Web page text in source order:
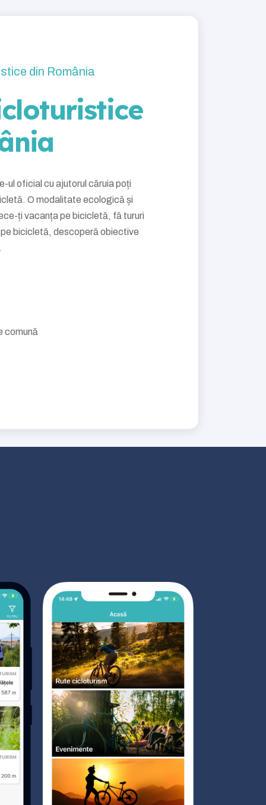
din România
ul oficial cu ajutorul căruia poți
O modalitate ecologică și
ți vacanța pe bicicletă, fă tururi
bicicletă, descoperă obiective
comună